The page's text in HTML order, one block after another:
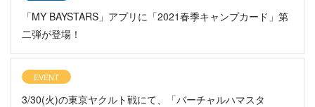
「MY BAYSTARS」アプリに「2021春季キャンプカード」第
二弾が登場！
EVENT
3/30(火)の東京ヤクルト戦にて、「バーチャルハマスタ